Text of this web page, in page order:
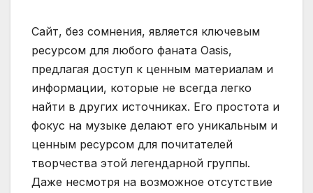
Сайт, без сомнения, является ключевым
ресурсом для любого фаната Oasis,
предлагая доступ к ценным материалам и
информации, которые не всегда легко
найти в других источниках. Его простота и
фокус на музыке делают его уникальным и
ценным ресурсом для почитателей
творчества этой легендарной группы.
Даже несмотря на возможное отсутствие